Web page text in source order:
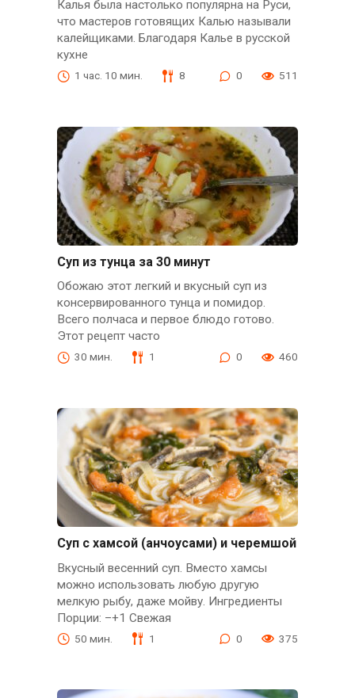
Калья была настолько популярна на Руси,
что мастеров готовящих Калью называли
калейщиками. Благодаря Калье в русской
кухне
1 час. 10 мин. 8 0 511
Суп из тунца за 30 минут
Обожаю этот легкий и вкусный суп из
консервированного тунца и помидор.
Всего полчаса и первое блюдо готово.
Этот рецепт часто
30 мин. 1 0 460
Суп с хамсой (анчоусами) и черемшой
Вкусный весенний суп. Вместо хамсы
можно использовать любую другую
мелкую рыбу, даже мойву. Ингредиенты
Порции: –+1 Свежая
50 мин. 1 0 375